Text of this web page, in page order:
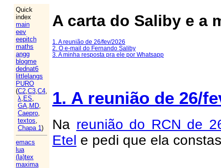
Quick
index
main
eev
eepitch
maths
angg
blogme
dednat6
littlelangs
PURO
(C2,C3,C4,
λ, ES,
GA, MD,
Caepro,
textos,
Chapa 1)
emacs
lua
(la)tex
maxima
A carta do Saliby e a
1. A reunião de 26/fev/2026
2. O e-mail do Fernando Saliby
3. A minha resposta pra ele por Whatsapp
1. A reunião de 26/
Na reunião do RCN de
Etel e pedi que ela